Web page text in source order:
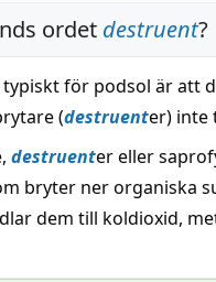
ordet destruent?
för podsol är att
(destruenter) inte
destruenter eller
bryter ner organiska
dem till koldioxid,